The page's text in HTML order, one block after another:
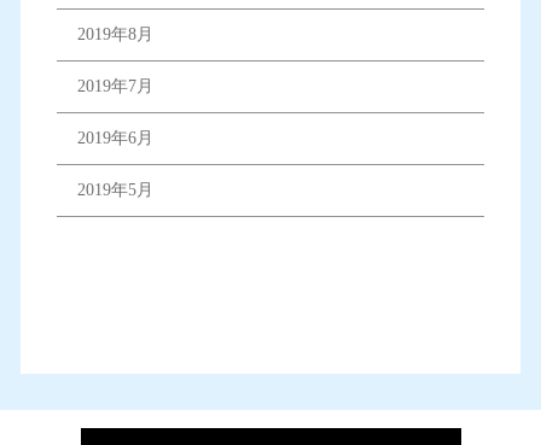
2019年8月
2019年7月
2019年6月
2019年5月